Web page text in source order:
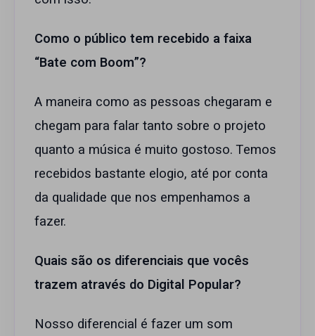
Como o público tem recebido a faixa
“Bate com Boom”?
A maneira como as pessoas chegaram e
chegam para falar tanto sobre o projeto
quanto a música é muito gostoso. Temos
recebidos bastante elogio, até por conta
da qualidade que nos empenhamos a
fazer.
Quais são os diferenciais que vocês
trazem através do Digital Popular?
Nosso diferencial é fazer um som